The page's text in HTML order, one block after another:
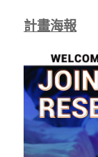
計畫海報